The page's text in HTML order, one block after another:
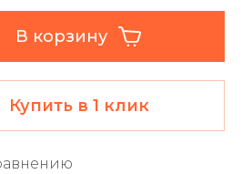
В корзину
Купить в 1 клик